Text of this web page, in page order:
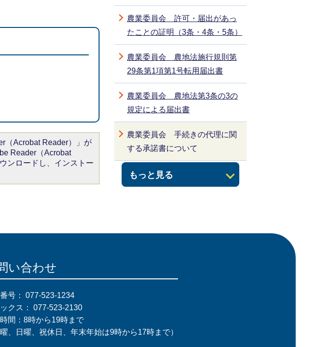
（Acrobat Reader）」が
Reader（Acrobat
ンロードし、インストー
農業委員会 許可・届出があっ
たことの証明（3条・4条・5条）
農業委員会 農地法施行規則第
29条第1項第1号転用届出書
もっと見る
農業委員会 農地法第3条の3の
規定による届出書
農業委員会 手続きの代理に関
する承諾書について
い合わせ
号： 077-523-1234
クス： 077-523-2130
間：8時から19時まで
曜、日曜、祝休日、年末年始は9時から17時まで）